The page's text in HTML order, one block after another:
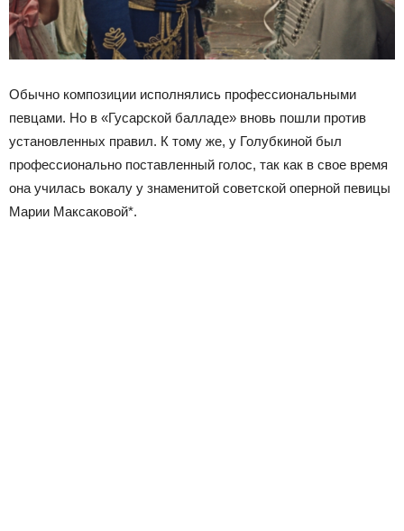
Обычно композиции исполнялись профессиональными
певцами. Но в «Гусарской балладе» вновь пошли против
установленных правил. К тому же, у Голубкиной был
профессионально поставленный голос, так как в свое время
она училась вокалу у знаменитой советской оперной певицы
Марии Максаковой*.